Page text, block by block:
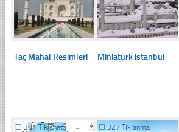
Taç Mahal Resimleri Miniatürk istanbul
☐301 Tıklanma ☐ 327 Tıklanma